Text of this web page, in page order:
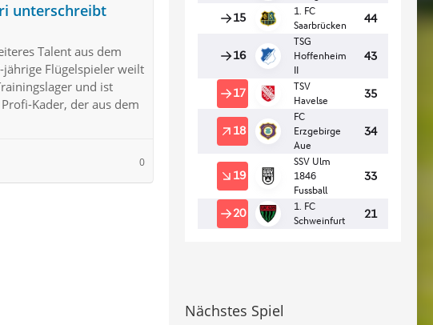
unterschreibt
Talent aus dem
jährige Flügelspieler weilt
und ist
Kader, der aus dem
0
Nächstes Spiel